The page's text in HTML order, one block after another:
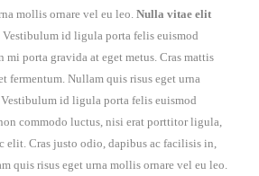
mollis ornare vel eu leo. Nulla vitae elit
Vestibulum id ligula porta felis euismod
mi porta gravida at eget metus. Cras mattis
fermentum. Nullam quis risus eget urna
id ligula porta felis euismod
commodo luctus, nisi erat porttitor ligula,
elit. Cras justo odio, dapibus ac facilisis in,
quis risus eget urna mollis ornare vel eu leo.